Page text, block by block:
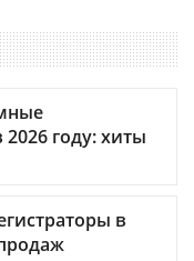
году: хиты
в